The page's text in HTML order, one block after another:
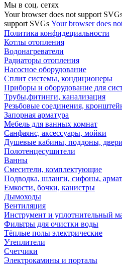
Мы в соц. сетях
Your browser does not support
support SVGs Your browser does
Политика конфидециальности
Котлы отопления
Водонагреватели
Радиаторы отопления
Насосное оборудование
Сплит системы, кондиционеры
Приборы и оборудование для
Трубы,фитинги, канализация
Резьбовые соединения,
Запорная арматура
Мебель для ванных комнат
Санфаянс, аксессуары, мойки
Душевые кабины, поддоны, двери
Полотенцесушители
Ванны
Смесители, комплектующие
Подводка, шланги, сифоны,
Емкости, бочки, канистры
Дымоходы
Вентиляция
Инструмент и уплотнительный
Фильтры для очистки воды
Тёплые полы электрические
Утеплители
Счетчики
Электрокамины и порталы